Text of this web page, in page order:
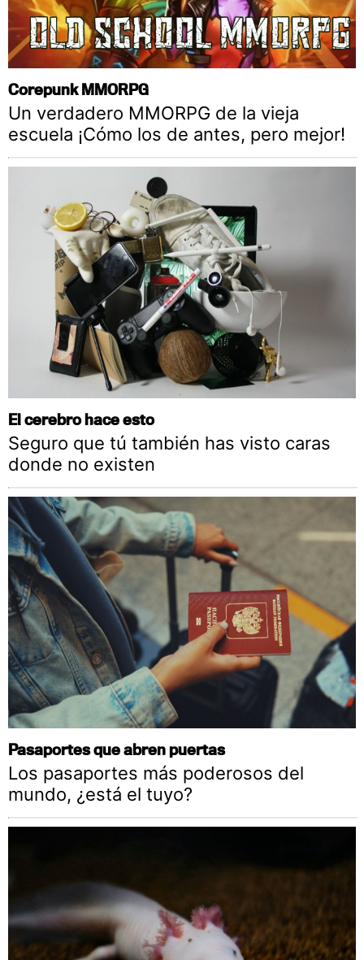
Corepunk MMORPG
Un verdadero MMORPG de la vieja
escuela ¡Cómo los de antes, pero mejor!
El cerebro hace esto
Seguro que tú también has visto caras
donde no existen
Pasaportes que abren puertas
Los pasaportes más poderosos del
mundo, ¿está el tuyo?